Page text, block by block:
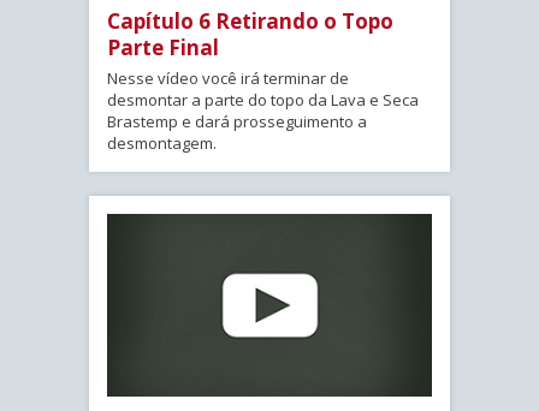
Capítulo 6 Retirando o Topo
Parte Final
Nesse vídeo você irá terminar de
desmontar a parte do topo da Lava e Seca
Brastemp e dará prosseguimento a
desmontagem.